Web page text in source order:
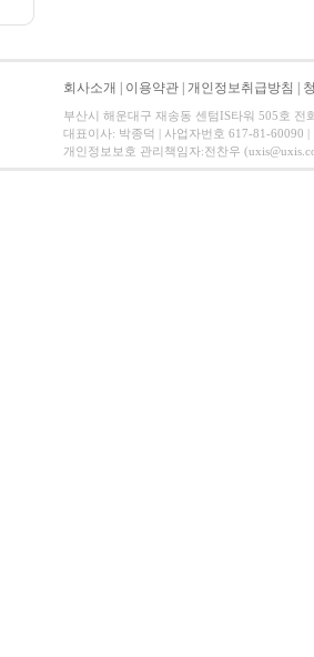
회사소개 이용약관 개인정보취급방침
부산시 해운대구 재송동 센텀IS타워 505호 전
대표이사: 박종덕 | 사업자번호 617-81-60090 |
개인정보보호 관리책임자:전찬우